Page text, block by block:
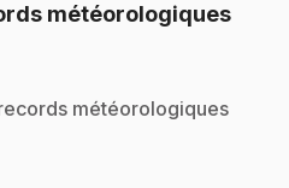
météorologiques
météorologiques